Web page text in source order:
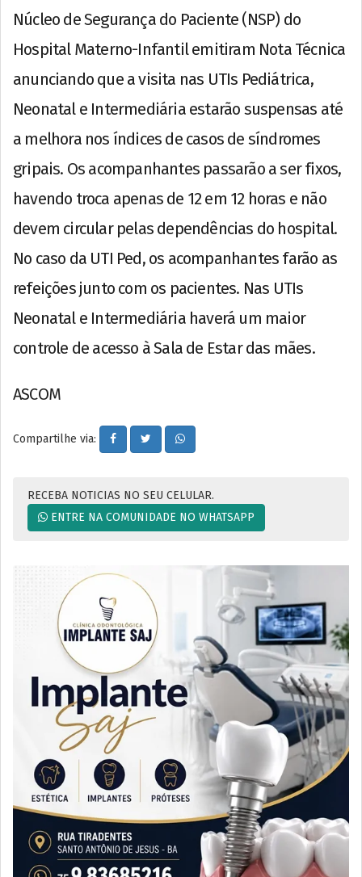
Núcleo de Segurança do Paciente (NSP) do
Hospital Materno-Infantil emitiram Nota Técnica
anunciando que a visita nas UTIs Pediátrica,
Neonatal e Intermediária estarão suspensas até
a melhora nos índices de casos de síndromes
gripais. Os acompanhantes passarão a ser fixos,
havendo troca apenas de 12 em 12 horas e não
devem circular pelas dependências do hospital.
No caso da UTI Ped, os acompanhantes farão as
refeições junto com os pacientes. Nas UTIs
Neonatal e Intermediária haverá um maior
controle de acesso à Sala de Estar das mães.
ASCOM
Compartilhe via:
RECEBA NOTICIAS NO SEU CELULAR.
ENTRE NA COMUNIDADE NO WHATSAPP